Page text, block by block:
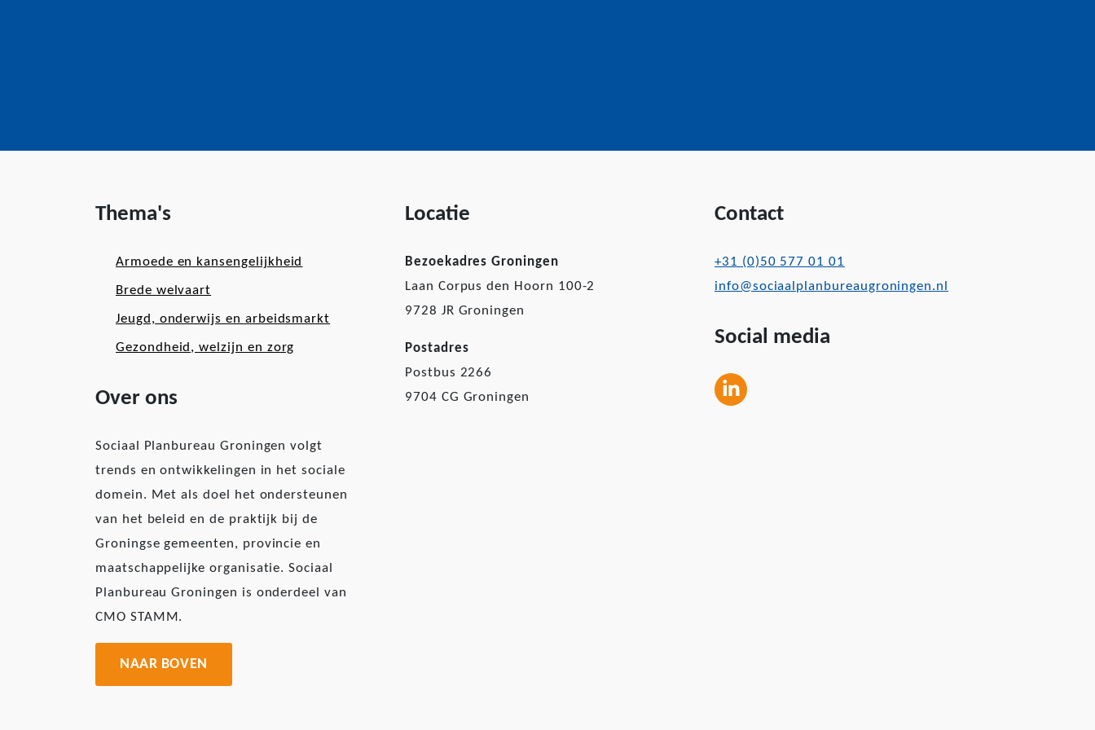
Thema's
Armoede en kansengelijkheid
Brede welvaart
Jeugd, onderwijs en arbeidsmarkt
Gezondheid, welzijn en zorg
Over ons
Sociaal Planbureau Groningen volgt
trends en ontwikkelingen in het sociale
domein. Met als doel het ondersteunen
van het beleid en de praktijk bij de
Groningse gemeenten, provincie en
maatschappelijke organisatie. Sociaal
Planbureau Groningen is onderdeel van
CMO STAMM.
NAAR BOVEN
Locatie
Bezoekadres Groningen
Laan Corpus den Hoorn 100-2
9728 JR Groningen
Postadres
Postbus 2266
9704 CG Groningen
Contact
+31 (0)50 577 01 01
info@sociaalplanbureaugroningen.nl
Social media